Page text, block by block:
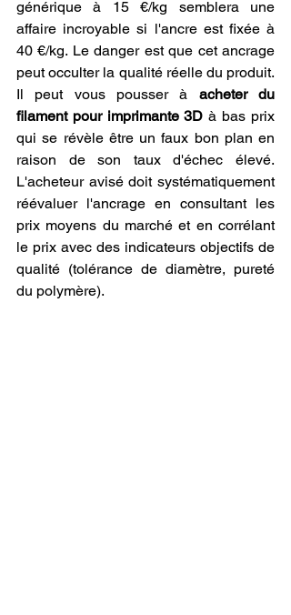
générique à 15 €/kg semblera une
affaire incroyable si l'ancre est fixée à
40 €/kg. Le danger est que cet ancrage
peut occulter la qualité réelle du produit.
Il peut vous pousser à acheter du
filament pour imprimante 3D à bas prix
qui se révèle être un faux bon plan en
raison de son taux d'échec élevé.
L'acheteur avisé doit systématiquement
réévaluer l'ancrage en consultant les
prix moyens du marché et en corrélant
le prix avec des indicateurs objectifs de
qualité (tolérance de diamètre, pureté
du polymère).